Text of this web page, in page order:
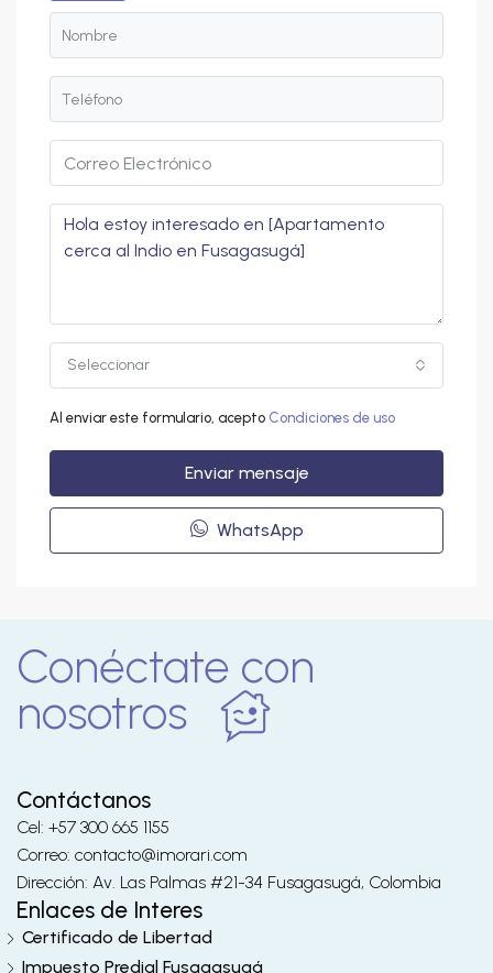
Seleccionar
Al enviar este formulario, acepto Condiciones de uso
Enviar mensaje
WhatsApp
Conéctate con
nosotros
Contáctanos
Cel: +57 300 665 1155
Correo: contacto@imorari.com
Dirección: Av. Las Palmas #21-34 Fusagasugá, Colombia
Enlaces de Interes
Certificado de Libertad
Impuesto Predial Fusagasugá